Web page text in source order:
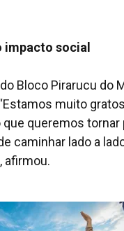
impacto social
Bloco Pirarucu do
muito
que queremos
caminhar lado a
afirmou.